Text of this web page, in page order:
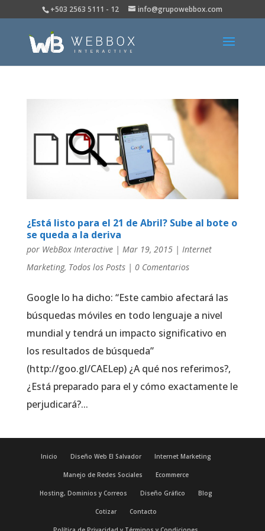
+503 2563 5111 - 12 info@grupowebbox.com
¿Está listo para el 21 de Abril? Sube al bote o
se queda a la deriva
por WebBox Interactive| Mar 19, 2015| Internet
Marketing, Todos los Posts| 0 Comentarios
Google lo ha dicho: “Este cambio afectará las
búsquedas móviles en todo lenguaje a nivel
mundial y tendrá un impacto significativo en
los resultados de búsqueda”
(http://goo.gl/CAELep) ¿A qué nos referimos?,
¿Está preparado para el y cómo exactamente le
perjudicará?...
Inicio Diseño Web El Salvador Internet Marketing
Manejo de Redes Sociales Ecommerce
Hosting, Dominios y Correos Diseño Gráfico Blog
Cotizar Contacto